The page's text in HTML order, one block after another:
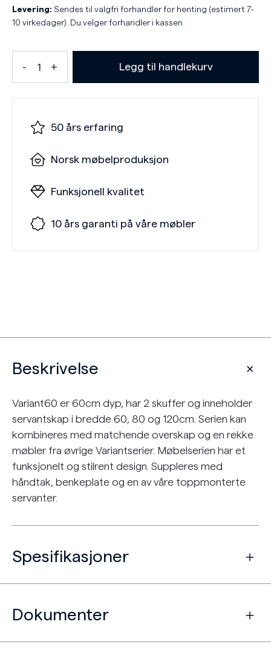
Levering: Sendes til valgfri forhandler for henting (estimert 7-
10 virkedager). Du velger forhandler i kassen
Legg til handlekurv
50 års erfaring
Norsk møbelproduksjon
Funksjonell kvalitet
10 års garanti på våre møbler
Beskrivelse
Variant60 er 60cm dyp, har 2 skuffer og inneholder
servantskap i bredde 60, 80 og 120cm. Serien kan
kombineres med matchende overskap og en rekke
møbler fra øvrige Variantserier. Møbelserien har et
funksjonelt og stilrent design. Suppleres med
håndtak, benkeplate og en av våre toppmonterte
servanter.
Spesifikasjoner
Dokumenter